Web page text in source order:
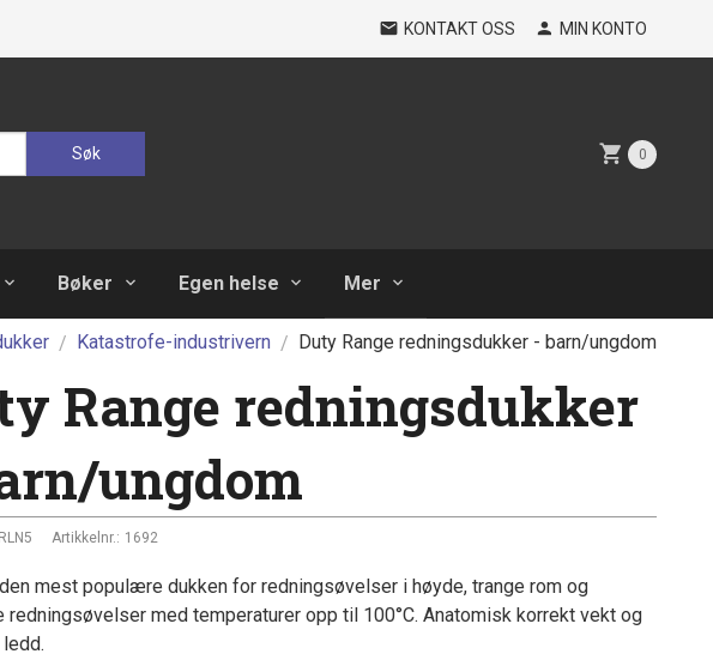
KONTAKT OSS MIN KONTO
Søk 0
Bøker Egen helse Mer
Katastrofe-industrivern Duty Range redningsdukker - barn/ungdom
Range redningsdukker
ungdom
RLN5 Artikkelnr.: 1692
mest populære dukken for redningsøvelser i høyde, trange rom og
redningsøvelser med temperaturer opp til 100°C. Anatomisk korrekt vekt og